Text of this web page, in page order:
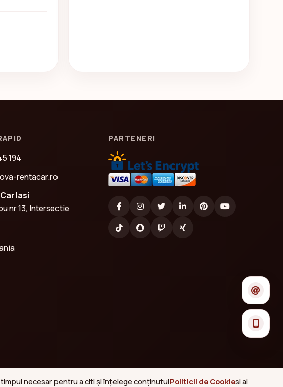
194
rentacar.ro
Iasi
nr 13, Intersectie
PARTENERI
necesar pentru a citi și înțelege conținutulPoliticii de Cookiesi al